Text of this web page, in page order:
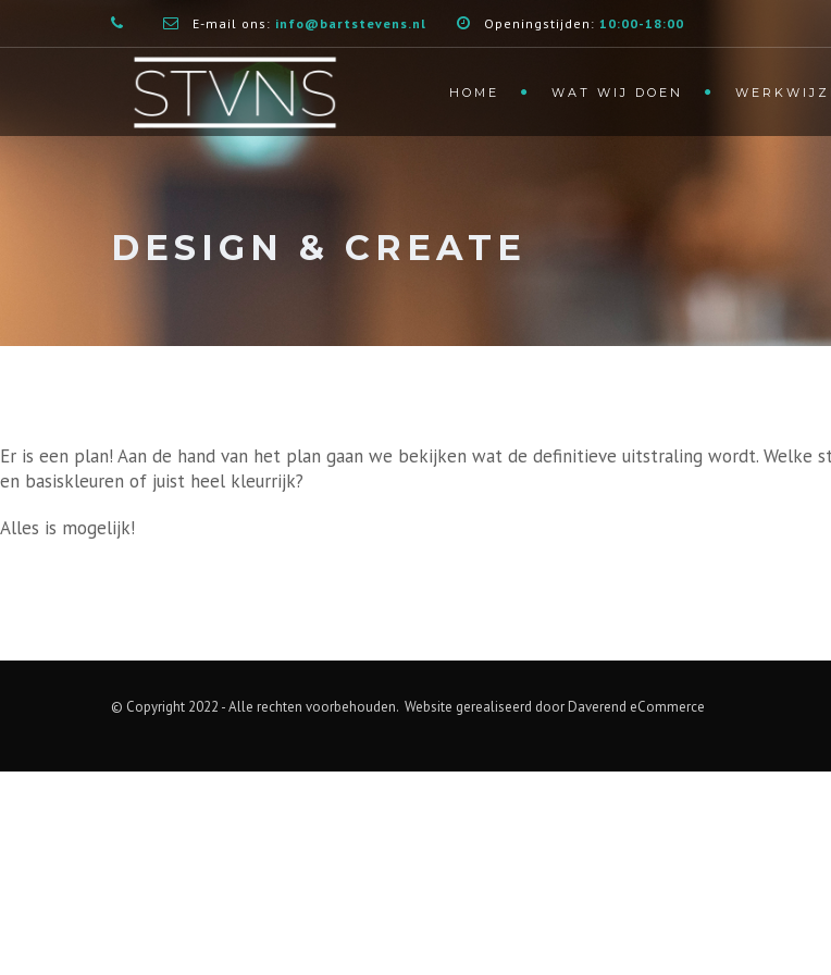
E-mail ons: info@bartstevens.nl Openingstijden: 10:00-18:00
HOME WAT WIJ DOEN
DESIGN & CREATE
Er is een plan! Aan de hand van het plan gaan we bekijken wat de definitieve uitstraling wordt.
en basiskleuren of juist heel kleurrijk?
Alles is mogelijk!
© Copyright 2022 - Alle rechten voorbehouden. Website gerealiseerd doorDaverend eCommerce